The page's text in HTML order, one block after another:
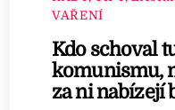
VAŘENÍ
Kdo schoval
komunismu,
za ni nabízejí